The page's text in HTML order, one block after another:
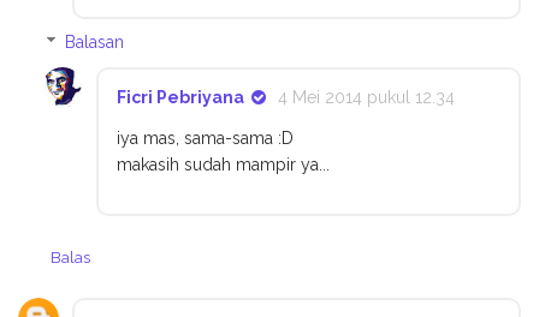
Balasan
Ficri Pebriyana 4 Mei 2014 pukul 12.34
iya mas, sama-sama :D
makasih sudah mampir ya...
Balas